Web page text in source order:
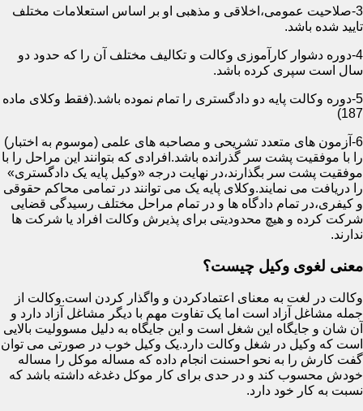
3-صلاحیت عمومی،اخلاقی و مذهبی او بر اساس استعلامات مختلف
تایید شده باشد.
4-دوره دشوار کارآموزی وکالت و تکالیف مختلف آن را که حدود دو
سال است سپری کرده باشد.
5-دوره وکالت پایه دو دادگستری را تمام نموده باشد.(فقط وکلای ماده
187)
6-آزمون های متعدد تشریحی و مصاحبه های علمی (موسوم به اختبار)
را با موفقیت پشت سر گذرانده باشد.افرادی که بتوانند این مراحل را با
موفقیت پشت سر بگذارند،در نهایت درجه «وکیل پایه یک دادگستری»
را دریافت می نمایند.وکلای پایه یک می توانند در تمامی محاکم حقوقی
و کیفری،در تمام دادگاه ها و در تمام مراحل مختلف رسیدگی قضایی
شرکت کرده و هیچ محدودیتی برای پذیرش وکالت افراد یا شرکت ها
ندارند.
معنی لغوی وکیل چیست؟
وکالت در لغت به معنای اعتمادکردن و واگذار کردن است.وکالت از
جمله مشاغل آزاد است اما یک تفاوت مهم با دیگر مشاغل آزاد دارد و
آن شان و جایگاه این شغل است و این جایگاه به دلیل مسوولیت بالایی
است که وکیل در شغل وکالت دارد.یک وکیل خوب در صورتی می توان
گفت کارش را به نحو احسنت انجام داده که مساله موکل را مساله
خودش محسوب کند و در حدی برای کار موکل دغدغه داشته باشد که
نسبت به کار خود دارد.